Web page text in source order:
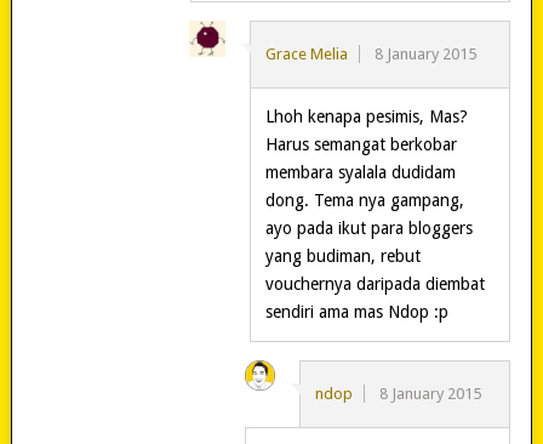
Grace Melia 8 January 2015
Lhoh kenapa pesimis, Mas?
Harus semangat berkobar
membara syalala dudidam
dong. Tema nya gampang,
ayo pada ikut para bloggers
yang budiman, rebut
vouchernya daripada diembat
sendiri ama mas Ndop :p
ndop 8 January 2015